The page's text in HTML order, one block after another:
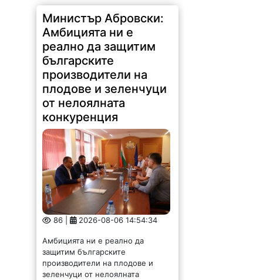
Министър Абровски:
Амбицията ни е
реално да защитим
българските
производители на
плодове и зеленчуци
от нелоялната
конкуренция
86 | 2026-08-06 14:54:34
защитим българските
производители на плодове и
зеленчуци от нелоялната
конкуренция. Това заяви